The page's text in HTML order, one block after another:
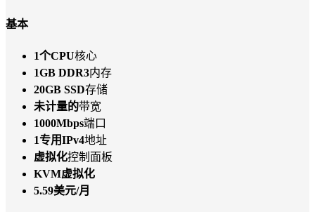
基本
1个CPU核心
1GB DDR3内存
20GB SSD存储
未计量的带宽
1000Mbps端口
1专用IPv4地址
虚拟化控制面板
KVM虚拟化
5.59美元/月